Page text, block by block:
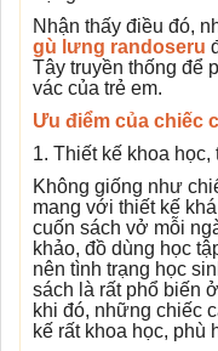
Nhận thấy điều đó,
gù lưng randoseru
Tây truyền thống để
vác của trẻ em.
Ưu điểm của chiếc
1. Thiết kế khoa
Không giống như
mang với thiết kế
cuốn sách vở mỗi
khảo, đồ dùng học
nên tình trạng học
sách là rất phổ biến
khi đó, những chiếc
kế rất khoa học, phù